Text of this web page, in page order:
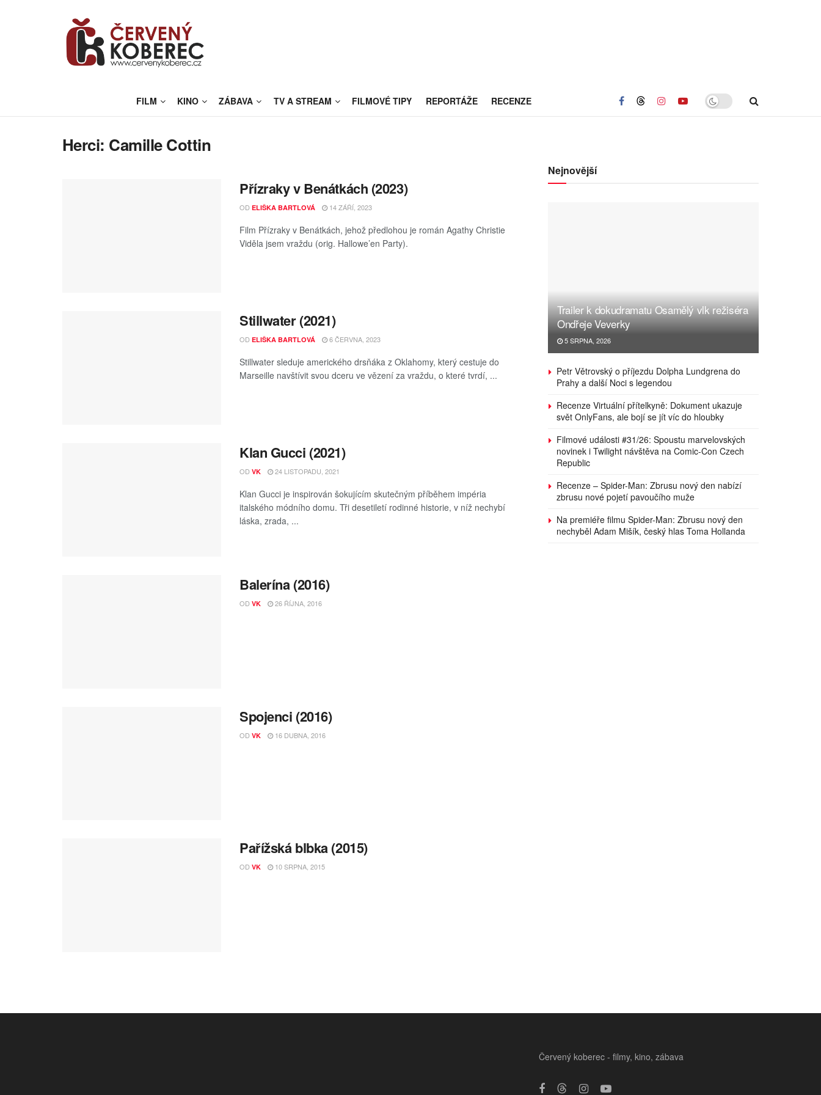
FILM KINO ZÁBAVA TV A STREAM FILMOVÉ TIPY REPORTÁŽE RECENZE
Herci: Camille Cottin
Přízraky v Benátkách (2023)
OD ELIŠKA BARTLOVÁ 14 ZÁŘÍ, 2023
Film Přízraky v Benátkách, jehož předlohou je román Agathy Christie
Viděla jsem vraždu (orig. Hallowe’en Party).
Stillwater (2021)
OD ELIŠKA BARTLOVÁ 6 ČERVNA, 2023
Stillwater sleduje amerického drsňáka z Oklahomy, který cestuje do
Marseille navštívit svou dceru ve vězení za vraždu, o které tvrdí, ...
Klan Gucci (2021)
OD VK 24 LISTOPADU, 2021
Klan Gucci je inspirován šokujícím skutečným příběhem impéria
italského módního domu. Tři desetiletí rodinné historie, v níž nechybí
láska, zrada, ...
Balerína (2016)
OD VK 26 ŘÍJNA, 2016
Spojenci (2016)
OD VK 16 DUBNA, 2016
Pařížská blbka (2015)
OD VK 10 SRPNA, 2015
Nejnovější
Trailer k dokudramatu Osamělý vlk režiséra
Ondřeje Veverky
5 SRPNA, 2026
Petr Větrovský o příjezdu Dolpha Lundgrena do
Prahy a další Noci s legendou
Recenze Virtuální přítelkyně: Dokument ukazuje
svět OnlyFans, ale bojí se jít víc do hloubky
Filmové události #31/26: Spoustu marvelovských
novinek i Twilight návštěva na Comic-Con Czech
Republic
Recenze – Spider-Man: Zbrusu nový den nabízí
zbrusu nové pojetí pavoučího muže
Na premiéře filmu Spider-Man: Zbrusu nový den
nechyběl Adam Mišík, český hlas Toma Hollanda
Červený koberec - filmy, kino, zábava